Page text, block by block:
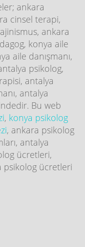
ankara
cinsel terapi,
ankara
konya aile
aile danışmanı,
psikolog,
antalya
antalya
Bu web
, konya psikolog
, ankara psikolog
antalya
ücretleri,
psikolog ücretleri